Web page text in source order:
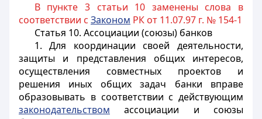
В пункте 3 статьи 10 заменены слова в
соответствии с Законом РК от 11.07.97 г. № 154-1
Статья 10. Ассоциации (союзы) банков
1. Для координации своей деятельности,
защиты и представления общих интересов,
осуществления совместных проектов и
решения иных общих задач банки вправе
образовывать в соответствии с действующим
законодательством ассоциации и союзы